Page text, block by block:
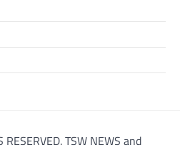
RESERVED. TSW NEWS and